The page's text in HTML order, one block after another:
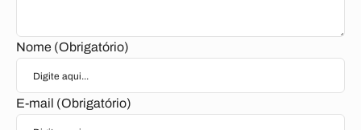
Nome (Obrigatório)
E-mail (Obrigatório)